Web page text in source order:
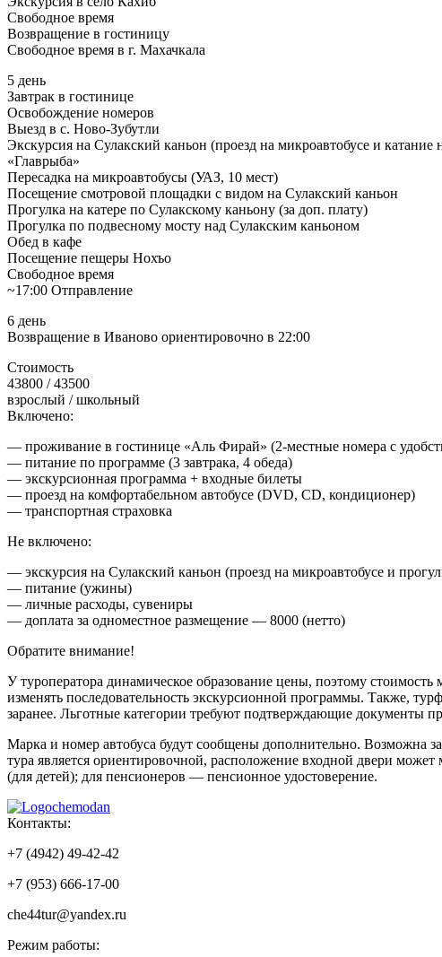
Свободное время
Возвращение в гостиницу
Свободное время в г. Махачкала
5 день
Завтрак в гостинице
Освобождение номеров
Выезд в с. Ново-Зубутли
Экскурсия на Сулакский каньон (проезд на микроавтобусе и
«Главрыба»
Пересадка на микроавтобусы (УАЗ, 10 мест)
Посещение смотровой площадки с видом на Сулакский каньон
Прогулка на катере по Сулакскому каньону (за доп. плату)
Прогулка по подвесному мосту над Сулакским каньоном
Обед в кафе
Посещение пещеры Нохъо
Свободное время
~17:00 Отправление
6 день
Возвращение в Иваново ориентировочно в 22:00
Стоимость
43800 / 43500
взрослый / школьный
Включено:
— проживание в гостинице «Аль Фирай» (2-местные номера с
— питание по программе (3 завтрака, 4 обеда)
— экскурсионная программа + входные билеты
— проезд на комфортабельном автобусе (DVD, CD, кондиционер)
— транспортная страховка
Не включено:
— экскурсия на Сулакский каньон (проезд на микроавтобусе и
— питание (ужины)
— личные расходы, сувениры
— доплата за одноместное размещение — 8000 (нетто)
Обратите внимание!
У туроператора динамическое образование цены, поэтому
изменять последовательность экскурсионной программы. Также,
заранее. Льготные категории требуют подтверждающие документы
Марка и номер автобуса будут сообщены дополнительно. Возможна
тура является ориентировочной, расположение входной двери
(для детей); для пенсионеров — пенсионное удостоверение.
Контакты:
+7 (4942) 49-42-42
+7 (953) 666-17-00
che44tur@yandex.ru
Режим работы: